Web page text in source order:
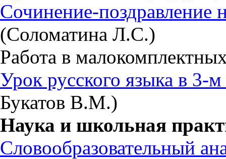
Сочинение-поздравление
(Соломатина Л.С.)
Работа в
Урок русского языка в 3-м
Букатов В.М.)
Наука и школьная
Словообразовательный